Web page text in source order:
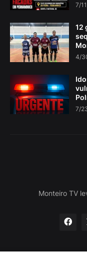
7/
12
4/
7/
Monteiro TV